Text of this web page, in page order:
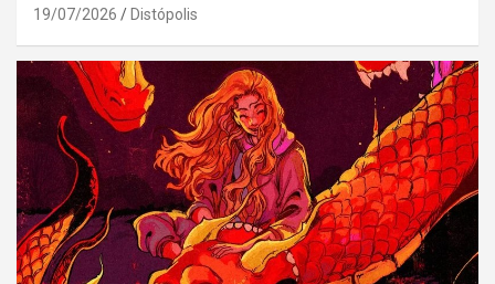
19/07/2026 Distópolis